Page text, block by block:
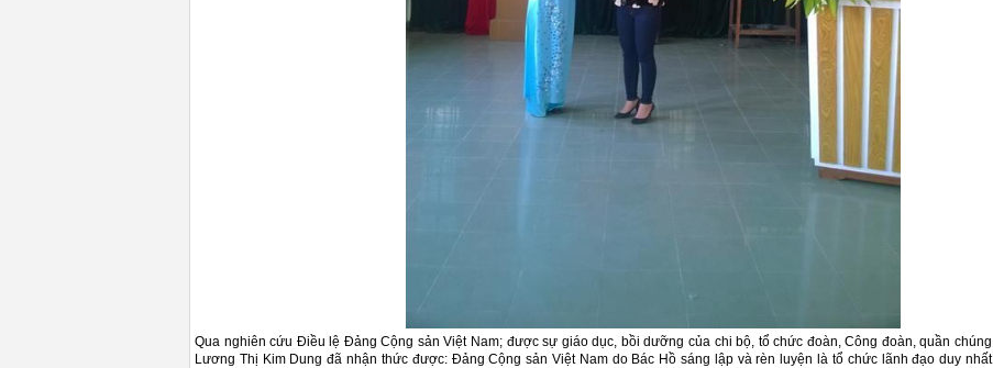
Qua nghiên cứu Điều lệ Đảng Cộng sản Việt Nam; được sự giáo dục, bồi dưỡng của chi bộ, tổ chức đoàn, Công đoàn, quần chúng
Lương Thị Kim Dung đã nhận thức được: Đảng Cộng sản Việt Nam do Bác Hồ sáng lập và rèn luyện là tổ chức lãnh đạo duy nhất